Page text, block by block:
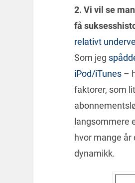
2. Vi vil se
få
relativt
Som jeg
iPod/iTunes–
faktorer, som
langsommere
hvor mange
dynamikk.